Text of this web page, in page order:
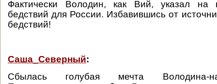
Фактически Володин, как Вий, указал на
бедствий для России. Избавившись от
бедствий!
Саша_Северный:
Сбылась голубая мечта Володина-